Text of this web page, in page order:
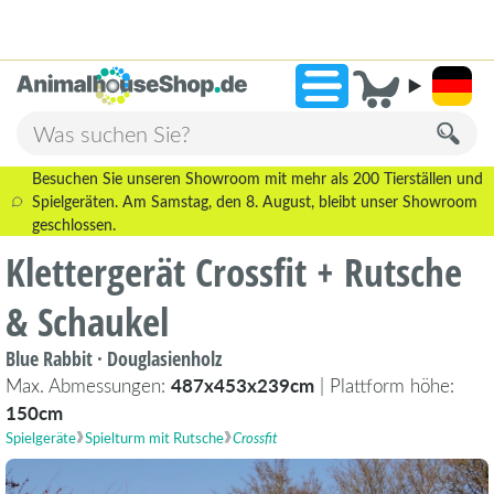
»2.238 Bewertungen!
Besuchen Sie unseren Showroom mit mehr als 200 Tierställen und
Spielgeräten. Am Samstag, den 8. August, bleibt unser Showroom
geschlossen.
Klettergerät Crossfit + Rutsche
& Schaukel
Blue Rabbit · Douglasienholz
Max. Abmessungen: 487x453x239cm | Plattform höhe:
150cm
Spielgeräte Spielturm mit Rutsche Crossfit